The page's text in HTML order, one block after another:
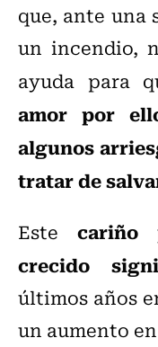
que, ante una
un incendio,
ayuda para
amor por
algunos
tratar de
Estecariño
crecido
últimos años
un aumento